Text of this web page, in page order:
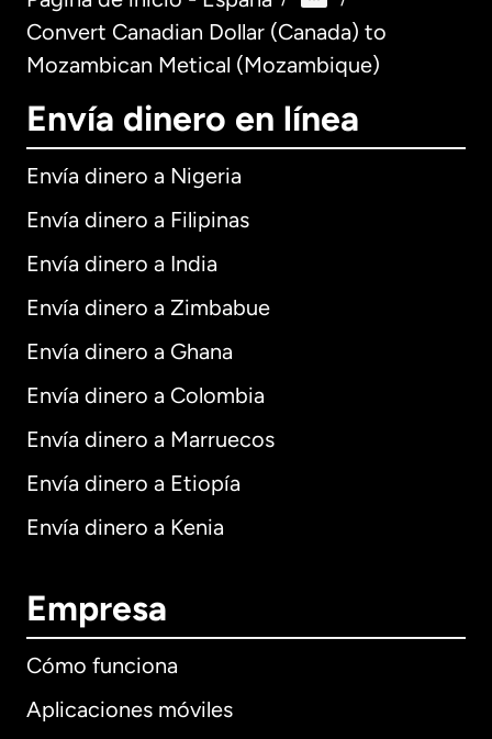
Convert Canadian Dollar (Canada) to
Mozambican Metical (Mozambique)
Envía dinero en línea
Envía dinero a Nigeria
Envía dinero a Filipinas
Envía dinero a India
Envía dinero a Zimbabue
Envía dinero a Ghana
Envía dinero a Colombia
Envía dinero a Marruecos
Envía dinero a Etiopía
Envía dinero a Kenia
Empresa
Cómo funciona
Aplicaciones móviles